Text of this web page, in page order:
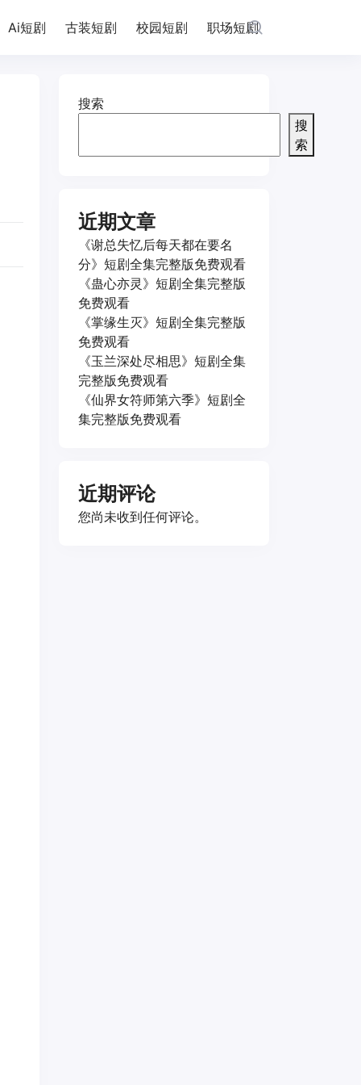
Ai短剧 古装短剧 校园短剧 职场短剧
搜索
搜
索
近期文章
《谢总失忆后每天都在要名
分》短剧全集完整版免费观看
《蛊心亦灵》短剧全集完整版
免费观看
《掌缘生灭》短剧全集完整版
免费观看
《玉兰深处尽相思》短剧全集
完整版免费观看
《仙界女符师第六季》短剧全
集完整版免费观看
近期评论
您尚未收到任何评论。